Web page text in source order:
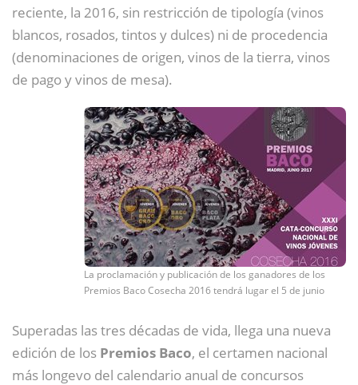
reciente, la 2016, sin restricción de tipología (vinos
blancos, rosados, tintos y dulces) ni de procedencia
(denominaciones de origen, vinos de la tierra, vinos
de pago y vinos de mesa).
La proclamación y publicación de los ganadores de los
Premios Baco Cosecha 2016 tendrá lugar el 5 de junio
Superadas las tres décadas de vida, llega una nueva
edición de los Premios Baco, el certamen nacional
más longevo del calendario anual de concursos